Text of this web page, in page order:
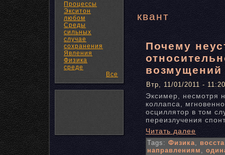
Процессы
Экситон
любом
Среды
сильных
случае
сохранения
Явления
Физика
среде
Все
квант
Почему
Втр, 11/01/2011 - 11:20
Эксимер, несмотря
коллапса,
осциллятор в том
переизлучения
Читать далее
Tags: Физика,
направлениям ,